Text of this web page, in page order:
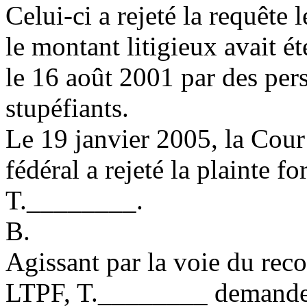
Celui-ci a rejeté la requête
le montant litigieux avait
le 16 août 2001 par des
stupéfiants.
Le 19 janvier 2005, la
fédéral a rejeté la plainte
T.________.
B.
Agissant par la voie du
LTPF, T.________